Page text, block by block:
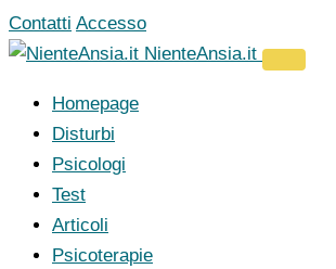
Vai
al
Contatti Accesso
NienteAnsia.it
Homepage
Disturbi
Psicologi
Test
Articoli
Psicoterapie